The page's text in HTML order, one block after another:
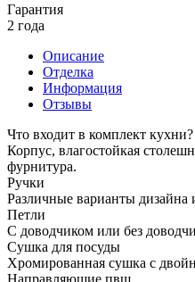
Гарантия
2 года
Описание
Отделка
Информация
Отзывы
Что входит в комплект кухни?
Корпус, влагостойкая
фурнитура.
Ручки
Различные варианты дизайна
Петли
С доводчиком или без
Сушка для посуды
Хромированная сушка с
Направляющие пвш